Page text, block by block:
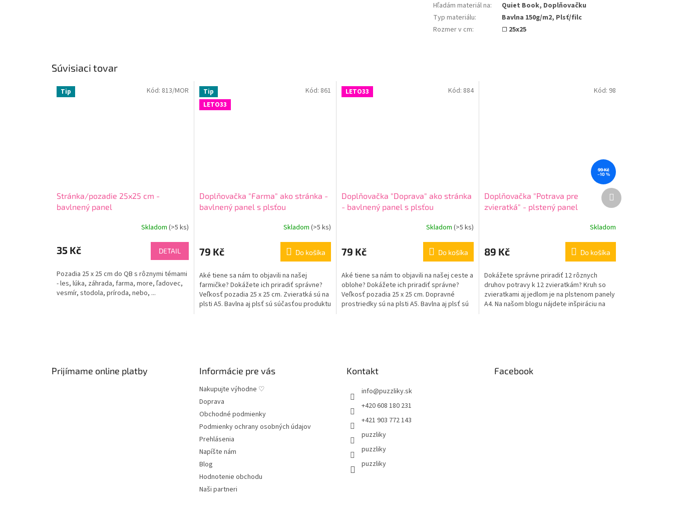
Súvisiaci tovar
Tip
Stránka/pozadie 25x25 cm -
bavlnený panel
Skladom (>5 ks)
35 Kč DETAIL
Pozadia 25 x 25 cm do QB s rôznymi témami
- les, lúka, záhrada, farma, more, ľadovec,
vesmír, stodola, príroda, nebo, ...
Kód: 813/MOR
Tip
LETO33
Doplňovačka "Farma" ako stránka -
bavlnený panel s plsťou
Skladom (>5 ks)
79 Kč Do košíka
Aké tiene sa nám to objavili na našej
farmičke? Dokážete ich priradiť správne?
Veľkosť pozadia 25 x 25 cm. Zvieratká sú na
plsti A5. Bavlna aj plsť sú súčasťou produktu
Kód: 861 LETO33
Doplňovačka "Doprava" ako stránka
- bavlnený panel s plsťou
Skladom (>5 ks)
79 Kč Do košíka
Aké tiene sa nám to objavili na našej ceste a
oblohe? Dokážete ich priradiť správne?
Veľkosť pozadia 25 x 25 cm. Dopravné
prostriedky sú na plsti A5. Bavlna aj plsť sú
Kód: 884
99 Kč
–10 %
Doplňovačka "Potrava pre
zvieratká" - plstený panel
Skladom
89 Kč Do košíka
Dokážete správne priradiť 12 rôznych
druhov potravy k 12 zvieratkám? Kruh so
zvieratkami aj jedlom je na plstenom panely
A4. Na našom blogu nájdete inšpiráciu na
Kód: 98
Ďalší
produkt
Hľadám materiál na:
Quiet Book, Doplňovačku
Typ materiálu:
Bavlna 150g/m2, Plsť/filc
Rozmer v cm: ☐ 25x25
Prijímame online platby Informácie pre vás
Nakupujte výhodne ♡
Doprava
Obchodné podmienky
Podmienky ochrany osobných údajov
Prehlásenia
Napíšte nám
Blog
Hodnotenie obchodu
Naši partneri
Kontakt
info@puzzliky.sk
+420 608 180 231
+421 903 772 143
puzzliky
puzzliky
puzzliky
Facebook